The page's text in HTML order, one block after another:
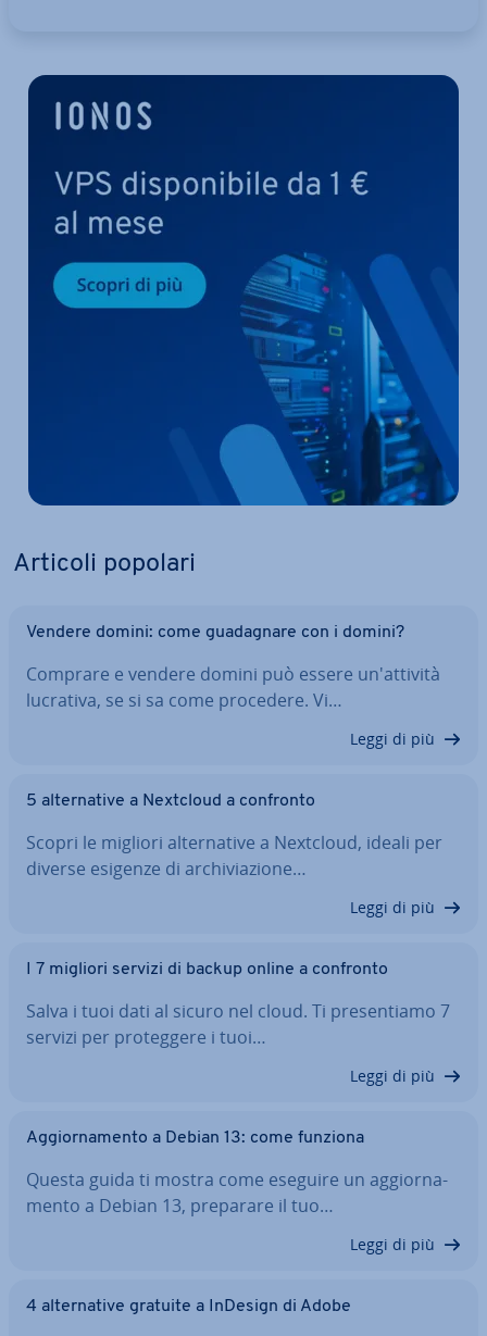
Articoli popolari
Vendere domini: come gua­da­gna­re con i domini?
Comprare e vendere domini può essere un'at­ti­vi­tà
lucrativa, se si sa come procedere. Vi…
Leggi di più
5 al­ter­na­ti­ve a Nextcloud a confronto
Scopri le migliori al­ter­na­ti­ve a Nextcloud, ideali per
diverse esigenze di ar­chi­via­zio­ne…
Leggi di più
I 7 migliori servizi di backup online a confronto
Salva i tuoi dati al sicuro nel cloud. Ti pre­sen­tia­mo 7
servizi per pro­teg­ge­re i tuoi…
Leggi di più
Ag­gior­na­men­to a Debian 13: come funziona
Questa guida ti mostra come eseguire un ag­gior­na­
men­to a Debian 13, preparare il tuo…
Leggi di più
4 al­ter­na­ti­ve gratuite a InDesign di Adobe